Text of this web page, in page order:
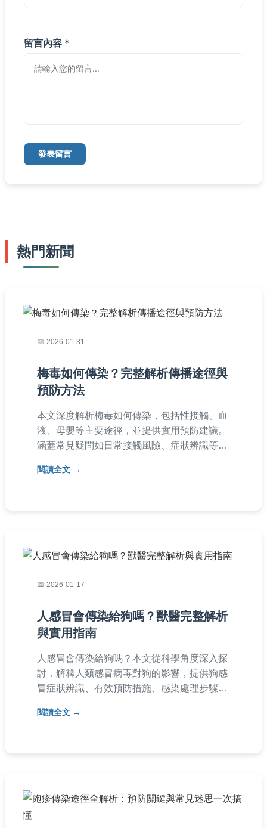
留言內容 *
發表留言
熱門新聞
2026-01-31
梅毒如何傳染？完整解析傳播途徑與
預防方法
本文深度解析梅毒如何傳染，包括性接觸、血
液、母嬰等主要途徑，並提供實用預防建議。
涵蓋常見疑問如日常接觸風險、症狀辨識等，
康。內容基於醫學知識，避免錯誤迷思。
閱讀全文
2026-01-17
人感冒會傳染給狗嗎？獸醫完整解析
與實用指南
人感冒會傳染給狗嗎？本文從科學角度深入探
討，解釋人類感冒病毒對狗的影響，提供狗感
冒症狀辨識、有效預防措施、感染處理步驟及
犬健康，避免不必要的恐慌。
閱讀全文